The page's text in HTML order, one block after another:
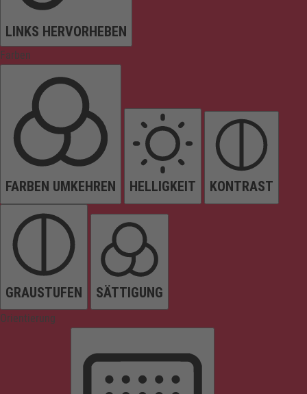
LINKS HERVORHEBEN
Farben
FARBEN UMKEHREN HELLIGKEIT KONTRAST
GRAUSTUFEN SÄTTIGUNG
Orientierung